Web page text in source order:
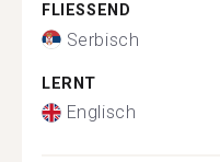
FLIESSEND
Serbisch
LERNT
Englisch